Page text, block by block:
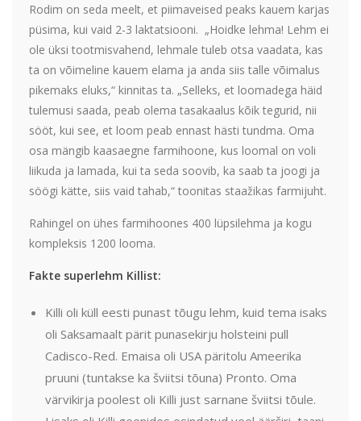
Rodim on seda meelt, et piimaveised peaks kauem karjas
püsima, kui vaid 2-3 laktatsiooni. „Hoidke lehma! Lehm ei
ole üksi tootmisvahend, lehmale tuleb otsa vaadata, kas
ta on võimeline kauem elama ja anda siis talle võimalus
pikemaks eluks,“ kinnitas ta. „Selleks, et loomadega häid
tulemusi saada, peab olema tasakaalus kõik tegurid, nii
sööt, kui see, et loom peab ennast hästi tundma. Oma
osa mängib kaasaegne farmihoone, kus loomal on voli
liikuda ja lamada, kui ta seda soovib, ka saab ta joogi ja
söögi kätte, siis vaid tahab,“ toonitas staažikas farmijuht.
Rahingel on ühes farmihoones 400 lüpsilehma ja kogu
kompleksis 1200 looma.
Fakte superlehm Killist:
Killi oli küll eesti punast tõugu lehm, kuid tema isaks
oli Saksamaalt pärit punasekirju holsteini pull
Cadisco-Red. Emaisa oli USA päritolu Ameerika
pruuni (tuntakse ka šviitsi tõuna) Pronto. Oma
värvikirja poolest oli Killi just sarnane šviitsi tõule.